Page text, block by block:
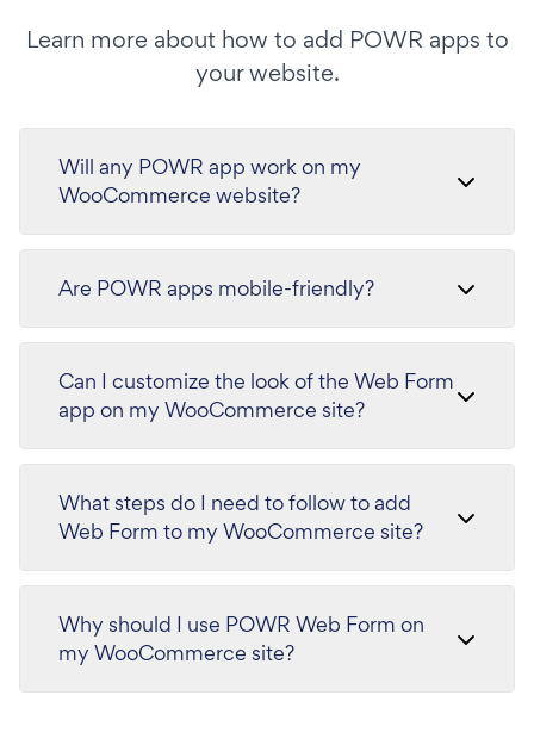
Learn more about how to add POWR apps to
your website.
Will any POWR app work on my
WooCommerce website?
Are POWR apps mobile-friendly?
Can I customize the look of the Web Form
app on my WooCommerce site?
What steps do I need to follow to add
Web Form to my WooCommerce site?
Why should I use POWR Web Form on
my WooCommerce site?